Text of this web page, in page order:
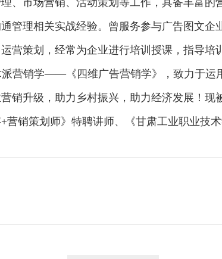
管理相关实战经验。曾服务参与广告图文企
营策划，经常为企业进行培训授课，指导培
营销学——《四维广告营销学》，致力于运
销升级，助力乡村振兴，助力经济发展！现
销策划师》特聘讲师、《甘肃工业职业技术